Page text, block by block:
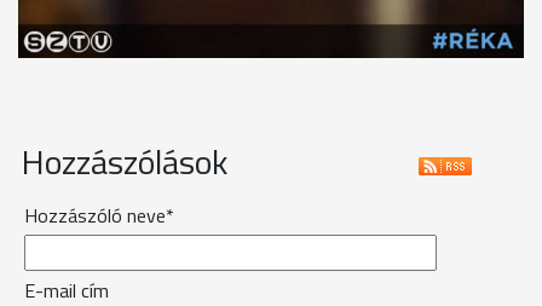
Hozzászólások
Hozzászóló neve*
E-mail cím